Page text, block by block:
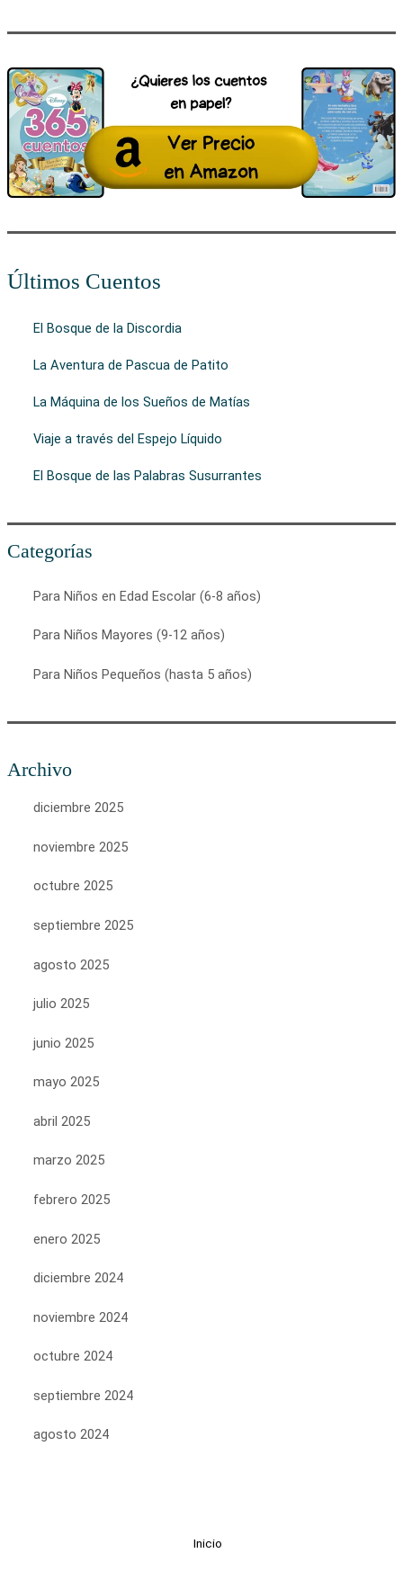
Últimos Cuentos
El Bosque de la Discordia
La Aventura de Pascua de Patito
La Máquina de los Sueños de Matías
Viaje a través del Espejo Líquido
El Bosque de las Palabras Susurrantes
Categorías
Para Niños en Edad Escolar (6-8 años)
Para Niños Mayores (9-12 años)
Para Niños Pequeños (hasta 5 años)
Archivo
diciembre 2025
noviembre 2025
octubre 2025
septiembre 2025
agosto 2025
julio 2025
junio 2025
mayo 2025
abril 2025
marzo 2025
febrero 2025
enero 2025
diciembre 2024
noviembre 2024
octubre 2024
septiembre 2024
agosto 2024
Inicio